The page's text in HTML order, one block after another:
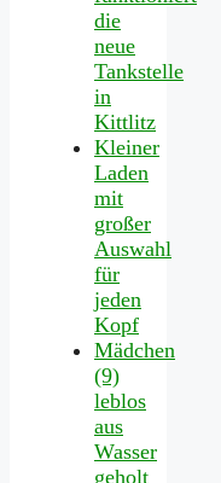
die
neue
Tankstelle
in
Kittlitz
Kleiner
Laden
mit
großer
Auswahl
für
jeden
Kopf
Mädchen
(9)
leblos
aus
Wasser
geholt